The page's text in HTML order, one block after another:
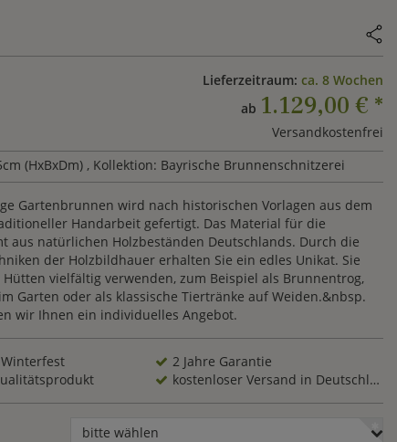
Lieferzeitraum: ca. 8 Wochen
ab 1.129,00 € *
Versandkostenfrei
(HxBxDm) , Kollektion: Bayrische Brunnenschnitzerei
Gartenbrunnen wird nach historischen Vorlagen aus dem
Handarbeit gefertigt. Das Material für die
aus natürlichen Holzbeständen Deutschlands. Durch die
der Holzbildhauer erhalten Sie ein edles Unikat. Sie
vielfältig verwenden, zum Beispiel als Brunnentrog,
Garten oder als klassische Tiertränke auf Weiden.&nbsp.
wir Ihnen ein individuelles Angebot.
2 Jahre Garantie
kostenloser Versand in Deutschland
bitte wählen